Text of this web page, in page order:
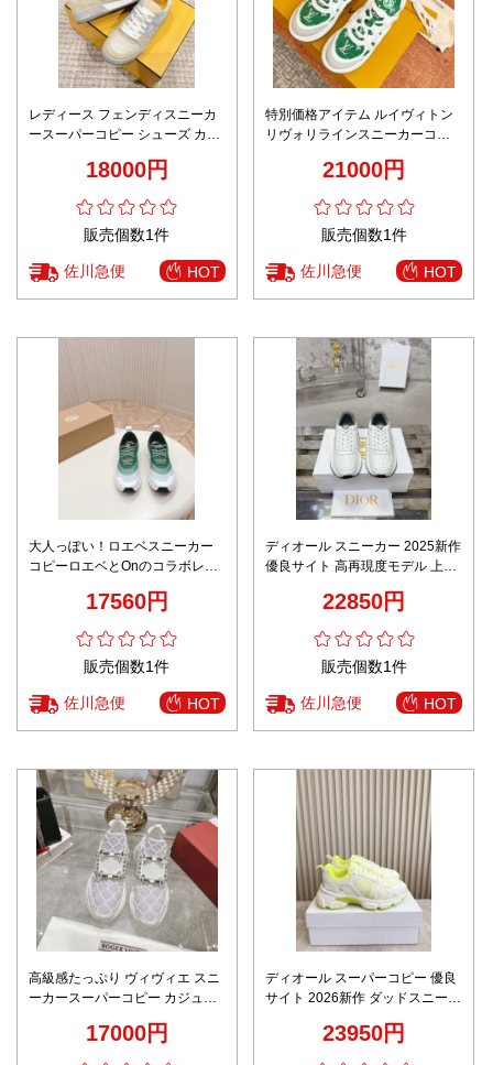
レディース フェンディスニーカ
ースーパーコピー シューズ カッ
きやすい シンプル ブラウン
18000円
販売個数1件
佐川急便 HOT
特別価格アイテム ルイヴィトン
リヴォリラインスニーカーコピ
ニーカー グリーン
21000円
販売個数1件
佐川急便 HOT
大人っぽい！ロエベスニーカー
コピーロエベとOnのコラボレー
17560円
販売個数1件
佐川急便 HOT
ディオール スニーカー 2025新作
優良サイト 高再現度モデル 上質
感漂う仕上げ 即納対応
22850円
販売個数1件
佐川急便 HOT
高級感たっぷり ヴィヴィエ スニ
ーカースーパーコピー カジュア
すい パープル17000円
ディオール スーパーコピー 優良
サイト 2026新作 ダッドスニーカ
テール 本革使用 高品質 安心サイ
23950円